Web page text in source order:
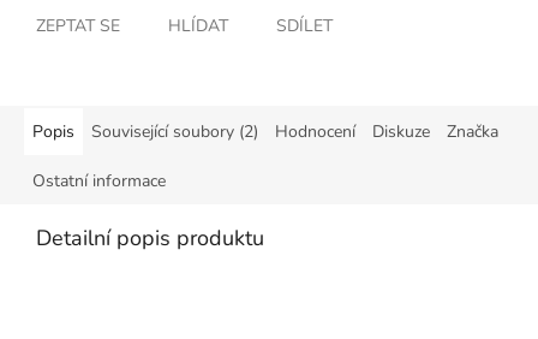
ZEPTAT SE HLÍDAT SDÍLET
Popis Související soubory (2) Hodnocení Diskuze Značka
Ostatní informace
Detailní popis produktu